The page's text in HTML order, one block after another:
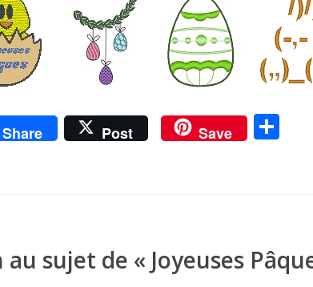
Share Post Save
sujet de « Joyeuses